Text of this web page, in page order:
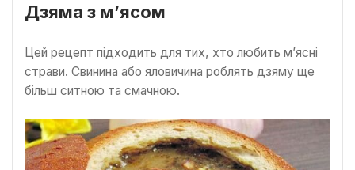
Дзяма з м’ясом
Цей рецепт підходить для тих, хто любить м’ясні
страви. Свинина або яловичина роблять дзяму ще
більш ситною та смачною.